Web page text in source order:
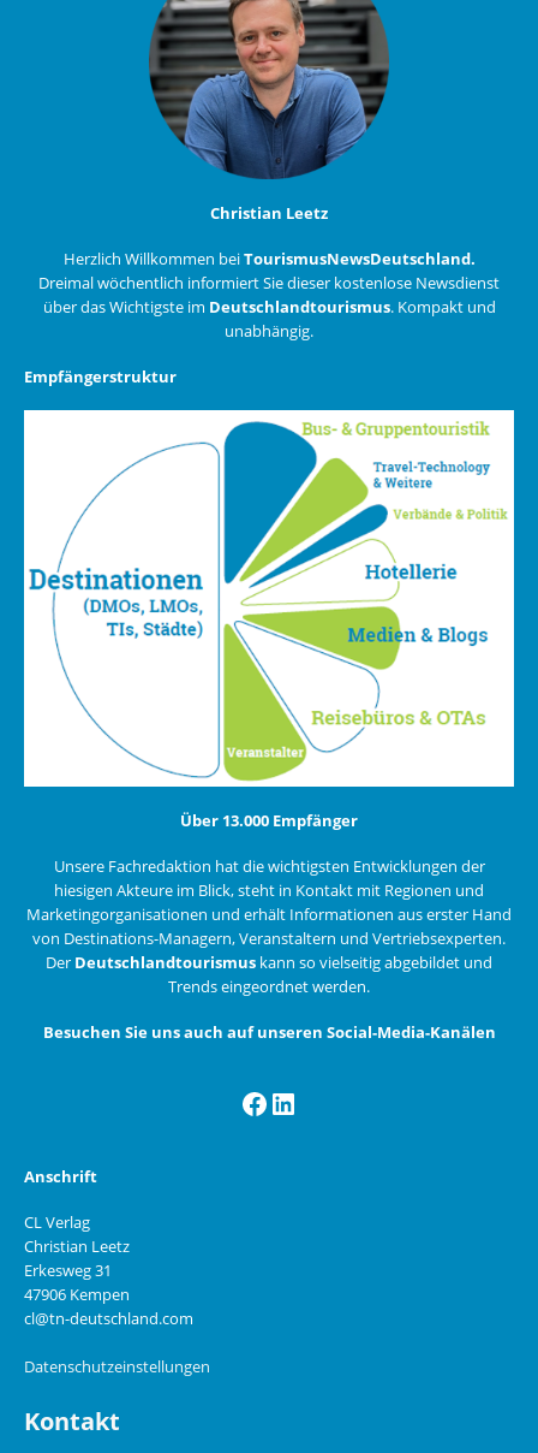
Christian Leetz
Herzlich Willkommen beiTourismusNewsDeutschland.
Dreimal wöchentlich informiert Sie dieser kostenlose Newsdienst
über das Wichtigste im Deutschlandtourismus. Kompakt und
unabhängig.
Empfängerstruktur
Über 13.000 Empfänger
Unsere Fachredaktion hat die wichtigsten Entwicklungen der
hiesigen Akteure im Blick, steht in Kontakt mit Regionen und
Marketingorganisationen und erhält Informationen aus erster Hand
von Destinations-Managern, Veranstaltern und Vertriebsexperten.
Der Deutschlandtourismus kann so vielseitig abgebildet und
Trends eingeordnet werden.
Besuchen Sie uns auch auf unseren Social-Media-Kanälen
Facebook
LinkedIn
Anschrift
CL Verlag
Christian Leetz
Erkesweg 31
47906 Kempen
cl@tn-deutschland.com
Datenschutzeinstellungen
Kontakt